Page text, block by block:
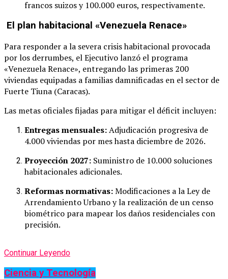
francos suizos y 100.000 euros, respectivamente.
El plan habitacional «Venezuela Renace»
Para responder a la severa crisis habitacional provocada
por los derrumbes, el Ejecutivo lanzó el programa
«Venezuela Renace», entregando las primeras 200
viviendas equipadas a familias damnificadas en el sector de
Fuerte Tiuna (Caracas).
Las metas oficiales fijadas para mitigar el déficit incluyen:
Entregas mensuales:Adjudicación progresiva de
4.000 viviendas por mes hasta diciembre de 2026.
Proyección 2027: Suministro de 10.000 soluciones
habitacionales adicionales.
Reformas normativas:Modificaciones a la Ley de
Arrendamiento Urbano y la realización de un censo
biométrico para mapear los daños residenciales con
precisión.
Continuar Leyendo
Ciencia y Tecnología